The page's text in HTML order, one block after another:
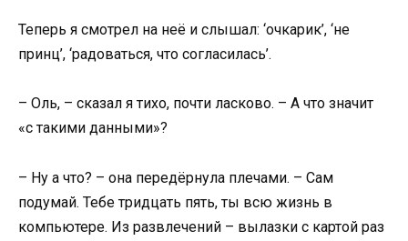
Теперь я смотрел на неё и слышал: ‘очкарик’, ‘не
принц’, ‘радоваться, что согласилась’.
– Оль, – сказал я тихо, почти ласково. – А что значит
«с такими данными»?
– Ну а что? – она передёрнула плечами. – Сам
подумай. Тебе тридцать пять, ты всю жизнь в
компьютере. Из развлечений – вылазки с картой раз